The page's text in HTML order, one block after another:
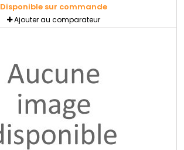
Disponible sur commande
Ajouter au comparateur